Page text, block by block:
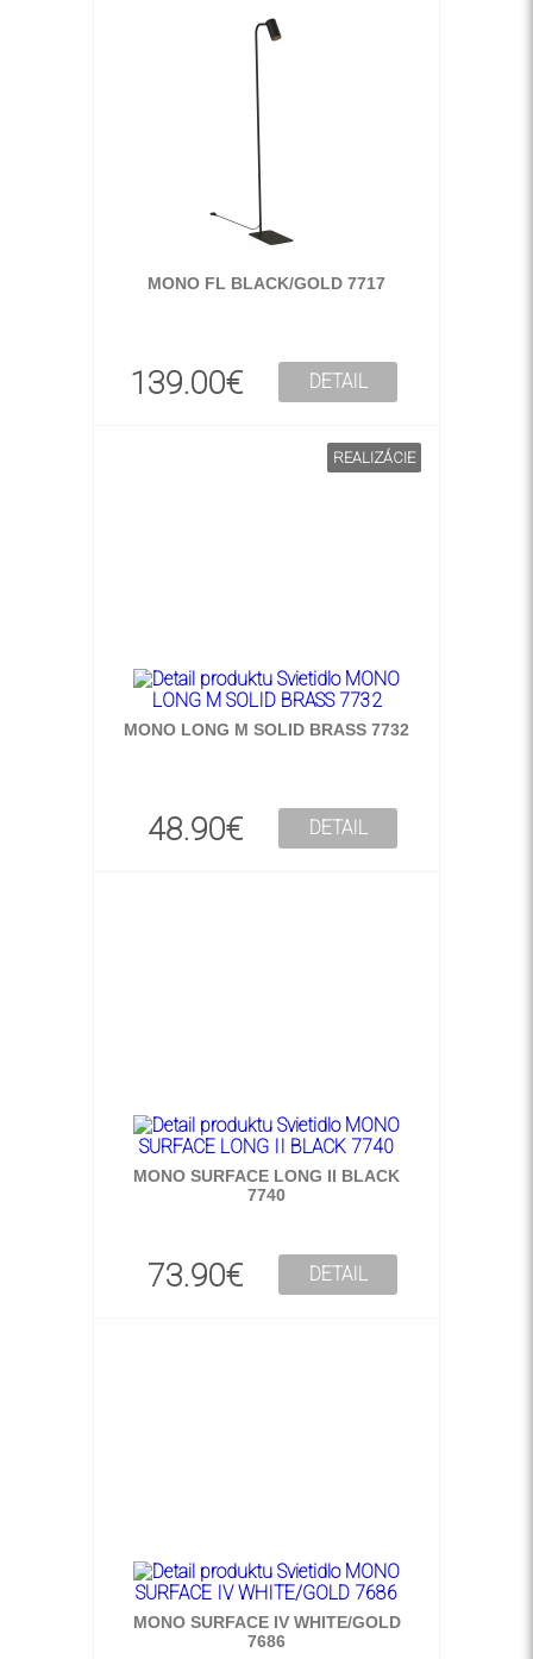
MONO FL BLACK/GOLD 7717
139.00€ DETAIL
REALIZÁCIE
MONO LONG M SOLID BRASS 7732
48.90€ DETAIL
MONO SURFACE LONG II BLACK
7740
73.90€ DETAIL
MONO SURFACE IV WHITE/GOLD
7686